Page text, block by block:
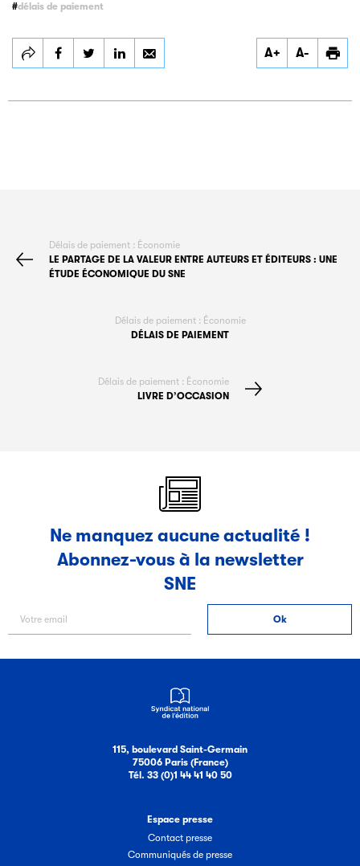
délais de paiement
Partager
Délais de
Partager
Délais de
Partager
Délais de
A+ A-
Délais de paiement : Économie
LE PARTAGE DE LA VALEUR ENTRE AUTEURS ET ÉDITEURS : UNE
ÉTUDE ÉCONOMIQUE DU SNE
Délais de paiement : Économie
DÉLAIS DE PAIEMENT
Délais de paiement : Économie
LIVRE D’OCCASION
Ne manquez aucune actualité !
Abonnez-vous à la newsletter
SNE
115, boulevard Saint-Germain
75006 Paris (France)
Tél. 33 (0)1 44 41 40 50
Espace presse
Contact presse
Communiqués de presse